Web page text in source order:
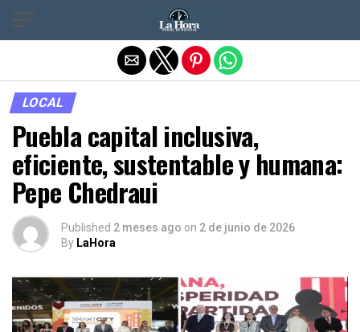
LOCAL
Puebla capital inclusiva,
eficiente, sustentable y humana:
Pepe Chedraui
Published 2 meses ago on 2 de junio de 2026
By LaHora
Salir de la versión móvil